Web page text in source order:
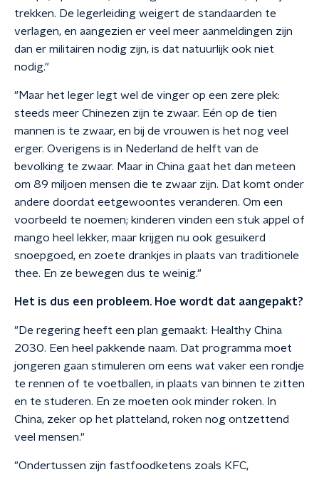
trekken. De legerleiding weigert de standaarden te
verlagen, en aangezien er veel meer aanmeldingen zijn
dan er militairen nodig zijn, is dat natuurlijk ook niet
nodig."
"Maar het leger legt wel de vinger op een zere plek:
steeds meer Chinezen zijn te zwaar. Eén op de tien
mannen is te zwaar, en bij de vrouwen is het nog veel
erger. Overigens is in Nederland de helft van de
bevolking te zwaar. Maar in China gaat het dan meteen
om 89 miljoen mensen die te zwaar zijn. Dat komt onder
andere doordat eetgewoontes veranderen. Om een
voorbeeld te noemen; kinderen vinden een stuk appel of
mango heel lekker, maar krijgen nu ook gesuikerd
snoepgoed, en zoete drankjes in plaats van traditionele
thee. En ze bewegen dus te weinig."
Het is dus een probleem. Hoe wordt dat aangepakt?
"De regering heeft een plan gemaakt: Healthy China
2030. Een heel pakkende naam. Dat programma moet
jongeren gaan stimuleren om eens wat vaker een rondje
te rennen of te voetballen, in plaats van binnen te zitten
en te studeren. En ze moeten ook minder roken. In
China, zeker op het platteland, roken nog ontzettend
veel mensen."
"Ondertussen zijn fastfoodketens zoals KFC,